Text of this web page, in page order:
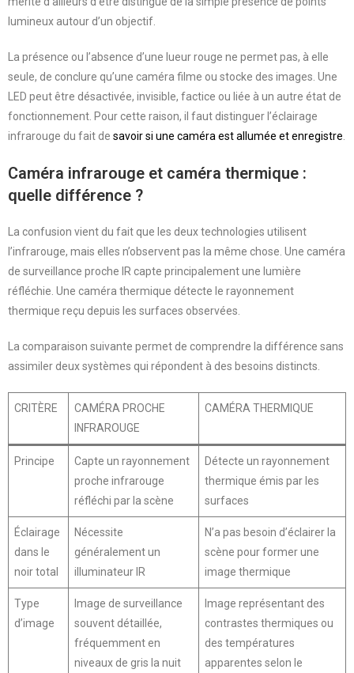
lumineux autour d’un objectif.
La présence ou l’absence d’une lueur rouge ne permet pas, à elle
seule, de conclure qu’une caméra filme ou stocke des images. Une
LED peut être désactivée, invisible, factice ou liée à un autre état de
fonctionnement. Pour cette raison, il faut distinguer l’éclairage
infrarouge du fait de savoir si une caméra est allumée et enregistre
Caméra infrarouge et caméra thermique :
quelle différence ?
La confusion vient du fait que les deux technologies utilisent
l’infrarouge, mais elles n’observent pas la même chose. Une caméra
de surveillance proche IR capte principalement une lumière
réfléchie. Une caméra thermique détecte le rayonnement
thermique reçu depuis les surfaces observées.
La comparaison suivante permet de comprendre la différence sans
assimiler deux systèmes qui répondent à des besoins distincts.
CRITÈRE
CAMÉRA PROCHE
INFRAROUGE
CAMÉRA THERMIQUE
Principe
Capte un rayonnement
proche infrarouge
réfléchi par la scène
Détecte un rayonnement
thermique émis par les
surfaces
Éclairage
dans le
noir total
Nécessite
généralement un
illuminateur IR
N’a pas besoin d’éclairer la
scène pour former une
image thermique
Type
d’image
Image de surveillance
souvent détaillée,
fréquemment en
niveaux de gris la nuit
Image représentant des
contrastes thermiques ou
des températures
apparentes selon le